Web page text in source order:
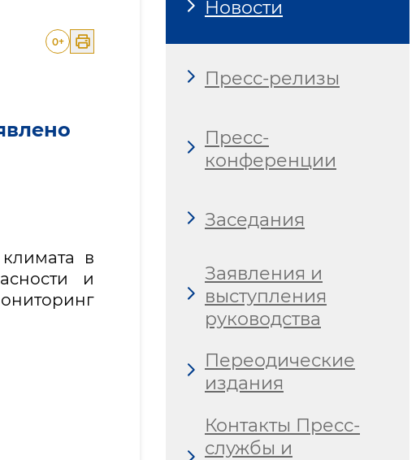
0+
в
и
Новости
Пресс-релизы
Пресс-
конференции
Заседания
Заявления и
выступления
руководства
Переодические
издания
Контакты Пресс-
службы и